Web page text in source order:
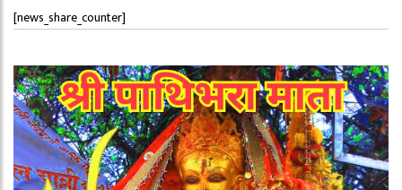
[news_share_counter]